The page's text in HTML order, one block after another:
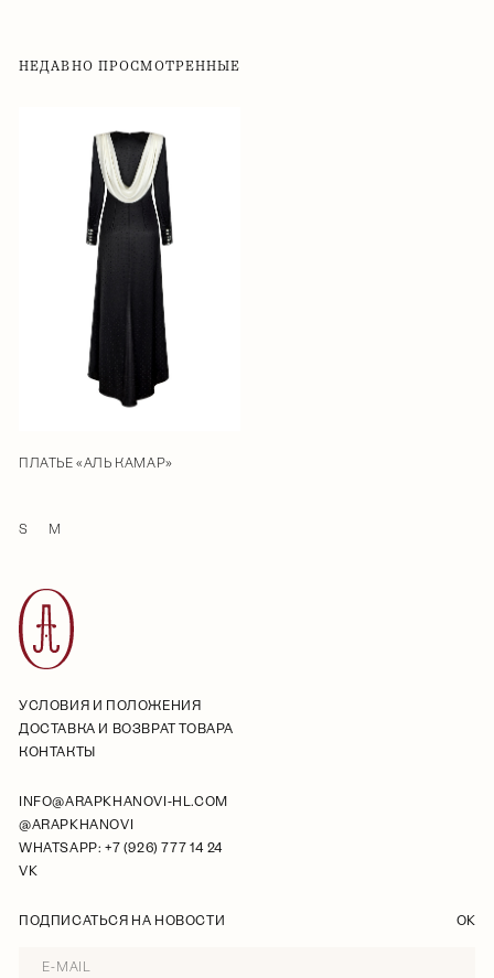
НЕДАВНО ПРОСМОТРЕННЫЕ
ПЛАТЬЕ «АЛЬ КАМАР»
S M
УСЛОВИЯ И ПОЛОЖЕНИЯ
ДОСТАВКА И ВОЗВРАТ ТОВАРА
КОНТАКТЫ
INFO@ARAPKHANOVI-HL.COM
@ARAPKHANOVI
WHATSAPP: +7 (926) 777 14 24
VK
ПОДПИСАТЬСЯ НА НОВОСТИ OK